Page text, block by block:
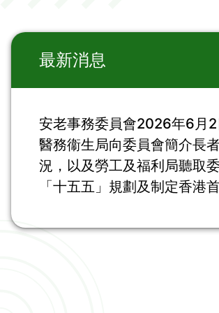
最新消息
安老事務委員會2026年6月2
醫務衞生局向委員會簡介長
況，以及勞工及福利局聽取
「十五五」規劃及制定香港